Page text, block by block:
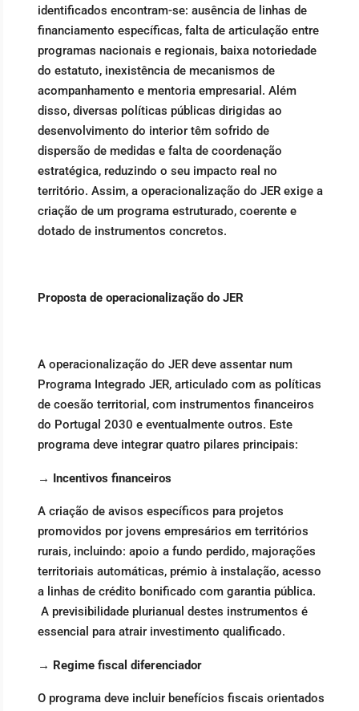
identificados encontram-se: ausência de linhas de
financiamento específicas, falta de articulação entre
programas nacionais e regionais, baixa notoriedade
do estatuto, inexistência de mecanismos de
acompanhamento e mentoria empresarial. Além
disso, diversas políticas públicas dirigidas ao
desenvolvimento do interior têm sofrido de
dispersão de medidas e falta de coordenação
estratégica, reduzindo o seu impacto real no
território. Assim, a operacionalização do JER exige a
criação de um programa estruturado, coerente e
dotado de instrumentos concretos.
Proposta de operacionalização do JER
A operacionalização do JER deve assentar num
Programa Integrado JER, articulado com as políticas
de coesão territorial, com instrumentos financeiros
do Portugal 2030 e eventualmente outros. Este
programa deve integrar quatro pilares principais:
→ Incentivos financeiros
A criação de avisos específicos para projetos
promovidos por jovens empresários em territórios
rurais, incluindo: apoio a fundo perdido, majorações
territoriais automáticas, prémio à instalação, acesso
a linhas de crédito bonificado com garantia pública.
A previsibilidade plurianual destes instrumentos é
essencial para atrair investimento qualificado.
→ Regime fiscal diferenciador
O programa deve incluir benefícios fiscais orientados